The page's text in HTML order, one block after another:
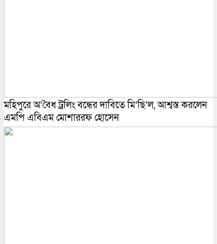
মহিপুরে অ’বৈধ ট্রলিং বন্ধের দাবিতে মি’ছি’ল, আশ্বস্ত করলেন
এমপি এবিএম মোশাররফ হোসেন